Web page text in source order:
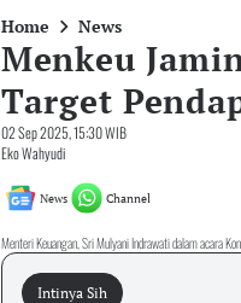
Home News
Menkeu
Target
02 Sep 2025, 15:30 WIB
Eko Wahyudi
News Channel
Menteri Keuangan, Sri Mulyani Indrawati dalam acara
Intinya Sih